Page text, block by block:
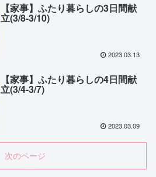
【家事】ふたり暮らしの3日間献
立(3/8-3/10)
2023.03.13
【家事】ふたり暮らしの4日間献
立(3/4-3/7)
2023.03.09
次のページ